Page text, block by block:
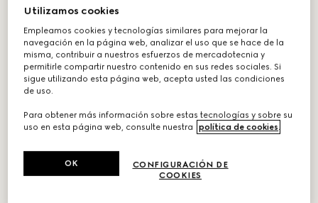
Utilizamos cookies
Empleamos cookies y tecnologías similares para mejorar la
navegación en la página web, analizar el uso que se hace de la
misma, contribuir a nuestros esfuerzos de mercadotecnia y
permitirle compartir nuestro contenido en sus redes sociales. Si
sigue utilizando esta página web, acepta usted las condiciones
de uso.
Para obtener más información sobre estas tecnologías y sobre su
uso en esta página web, consulte nuestra
política de cookies
CONFIGURACIÓN DE
COOKIES
OK